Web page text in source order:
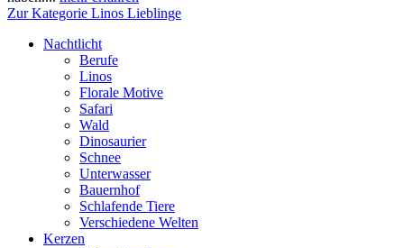
Zur Kategorie Linos Lieblinge
Nachtlicht
Berufe
Linos
Florale Motive
Safari
Wald
Dinosaurier
Schnee
Unterwasser
Bauernhof
Schlafende Tiere
Verschiedene Welten
Kerzen